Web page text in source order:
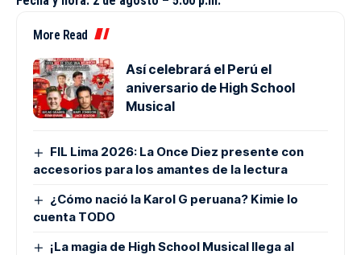
More Read
Así celebrará el Perú el
aniversario de High School
Musical
FIL Lima 2026: La Once Diez presente con
accesorios para los amantes de la lectura
¿Cómo nació la Karol G peruana? Kimie lo
cuenta TODO
¡La magia de High School Musical llega al